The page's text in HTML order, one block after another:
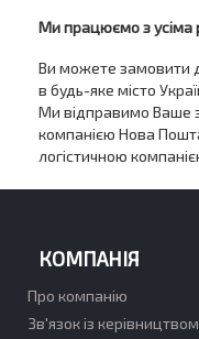
Ми працюємо з усіма
Ви можете замовити
в будь-яке місто
Ми відправимо Ваше
компанією Нова
логістичною
КОМПАНІЯ
Про компанію
Зв'язок із керівництвом